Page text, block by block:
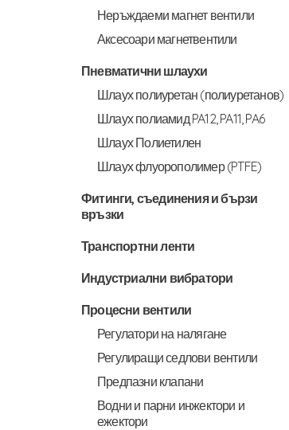
Неръждаеми магнет вентили
Аксесоари магнетвентили
Пневматични шлаухи
Шлаух полиуретан (полиуретанов)
Шлаух полиамид PA12, PA11, PA6
Шлаух Полиетилен
Шлаух флуорополимер (PTFE)
Фитинги, съединения и бързи
връзки
Транспортни ленти
Индустриални вибратори
Процесни вентили
Регулатори на налягане
Регулиращи седлови вентили
Предпазни клапани
Водни и парни инжектори и
ежектори